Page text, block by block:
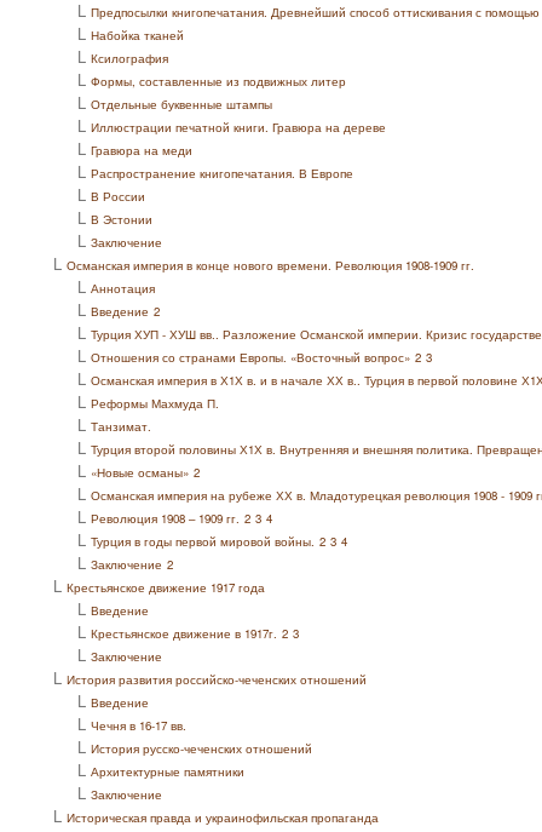
L Предпосылки книгопечатания. Древнейший способ оттискивания с
L Набойка тканей
L Ксилография
L Формы, составленные из подвижных литер
L Отдельные буквенные штампы
L Иллюстрации печатной книги. Гравюра на дереве
L Гравюра на меди
L Распространение книгопечатания. В Европе
L В России
L В Эстонии
L Заключение
L Османская империя в конце нового времени. Революция 1908-1909 гг.
L Аннотация
L Введение 2
L Турция ХУП - ХУШ вв.. Разложение Османской империи. Кризис
L Отношения со странами Европы. «Восточный вопрос» 2 3
L Османская империя в Х1Х в. и в начале ХХ в.. Турция в первой половине
L Реформы Махмуда П.
L Танзимат.
L Турция второй половины Х1Х в. Внутренняя и внешняя политика.
L «Новые османы» 2
L Османская империя на рубеже ХХ в. Младотурецкая революция 1908 - 1909
L Революция 1908 – 1909 гг. 2 3 4
L Турция в годы первой мировой войны. 2 3 4
L Заключение 2
L Крестьянское движение 1917 года
L Введение
L Крестьянское движение в 1917г. 2 3
L Заключение
L История развития российско-чеченских отношений
L Введение
L Чечня в 16-17 вв.
L История русско-чеченских отношений
L Архитектурные памятники
L Заключение
L Историческая правда и украинофильская пропаганда